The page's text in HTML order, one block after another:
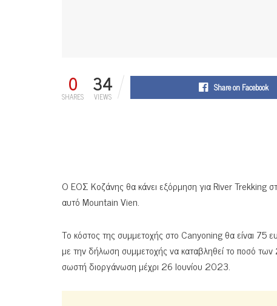
0
SHARES 34
VIEWS
Share on Facebook
Ο ΕΟΣ Κοζάνης θα κάνει εξόρμηση γιαRiverTrekking
αυτό Mountain Vien.
Το κόστος της συμμετοχής στο Canyoning θα είναι 75
με την δήλωση συμμετοχής να καταβληθεί το ποσό
σωστή διοργάνωση μέχρι 26 Ιουνίου 2023.